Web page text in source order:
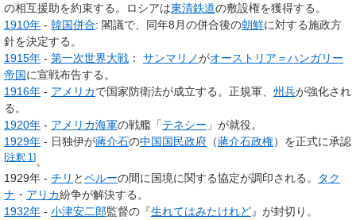
の相互援助を約束する。ロシアは東清鉄道の敷設権を獲得する。
1910年 - 韓国併合: 閣議で、同年8月の併合後の朝鮮に対する施政方
針を決定する。
1915年 - 第一次世界大戦 ： サンマリノがオーストリア＝ハンガリー
帝国に宣戦布告する。
1916年 - アメリカで国家防衛法が成立する。正規軍、 州兵が強化され
る。
1920年 - アメリカ海軍の戦艦「テネシー 」が就役。
1929年 - 日独伊が蔣介石の中国国民政府 （蔣介石政権）を正式に承認
[注釈 1 ]。
1929年 - チリ とペルーの間に国境に関する協定が調印される。
タク
ナ ・ アリカ紛争が解決する。
1932年 - 小津安二郎監督の『生れてはみたけれど』が封切り。